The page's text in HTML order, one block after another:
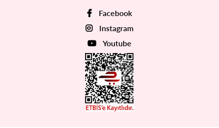
Facebook
Instagram
Youtube